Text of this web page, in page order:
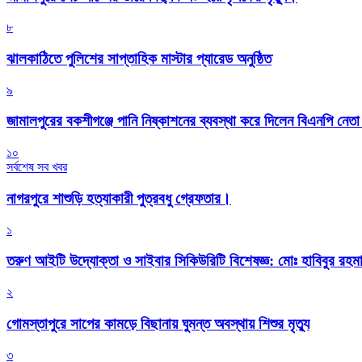
৮
‎ঝালকাঠিতে পুলিশের সাপ্তাহিক মাস্টার প্যারেড অনুষ্ঠিত
৯
জামালপুরের বকশীগঞ্জে পানি নিষ্কাশনের ব্যবস্থা করে দিলেন বিএনপি
১০
সর্বশেষ সব খবর
নাগরপুরে শাশুড়ি হত্যাকারী পুত্রবধু গ্রেফতার।
১
তরুণ আইটি উদ্যোক্তা ও সাইবার সিকিউরিটি বিশেষজ্ঞ: মোঃ হাবিবুর
২
গোমস্তাপুরে সাপের কামড়ে বিছানায় ঘুমন্ত অবস্থায় শিশুর মৃত্যু
৩